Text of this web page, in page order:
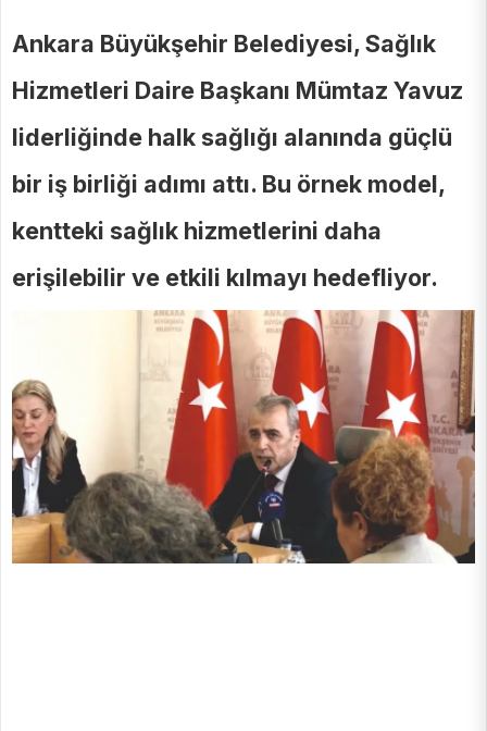
Ankara Büyükşehir Belediyesi, Sağlık
Hizmetleri Daire Başkanı Mümtaz Yavuz
liderliğinde halk sağlığı alanında güçlü
bir iş birliği adımı attı. Bu örnek model,
kentteki sağlık hizmetlerini daha
erişilebilir ve etkili kılmayı hedefliyor.